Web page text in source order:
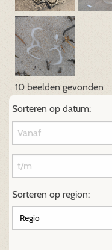
10 beelden gevonden
Sorteren op datum:
Sorteren op region: